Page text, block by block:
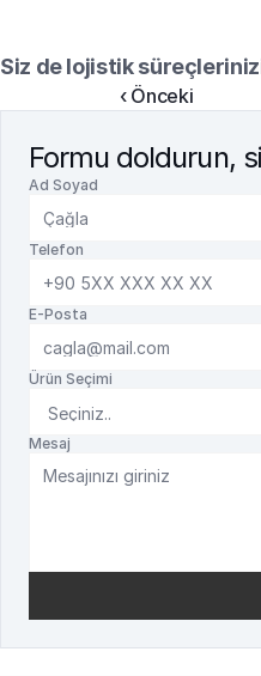
Siz de lojistik
‹ Önceki
Formu doldurun,
Ad Soyad
Telefon
E-Posta
Ürün Seçimi
Mesaj